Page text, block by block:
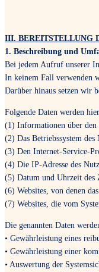
III. BEREITSTELLUNG
1. Beschreibung und
Bei jedem Aufruf unserer
In keinem Fall verwenden
Darüber hinaus setzen wir
Folgende Daten werden
(1) Informationen über den
(2) Das Betriebssystem des
(3) Den Internet-Service-
(4) Die IP-Adresse des
(5) Datum und Uhrzeit des
(6) Websites, von denen
(7) Websites, die vom
Die genannten Daten
• Gewährleistung eines
• Gewährleistung einer
• Auswertung der